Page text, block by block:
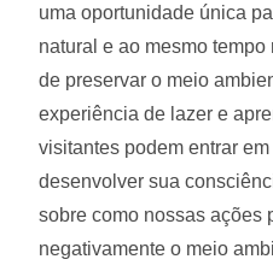
uma oportunidade única
natural e ao mesmo
de preservar o meio
experiência de lazer e
visitantes podem entrar
desenvolver sua
sobre como nossas ações
negativamente o meio